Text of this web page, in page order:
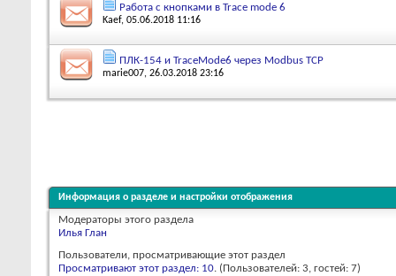
Работа с кнопками в Trace mode 6
Kaef, 05.06.2018 11:16
ПЛК-154 и TraceMode6 через Modbus TCP
marie007, 26.03.2018 23:16
Информация о разделе и настройки отображения
Модераторы этого раздела
Илья Глан
Пользователи, просматривающие этот раздел
Просматривают этот раздел: 10. (Пользователей: 3, гостей: 7)